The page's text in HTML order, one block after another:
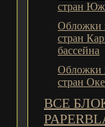
стран
Обложки
стран
бассейна
Обложки
стран
ВСЕ